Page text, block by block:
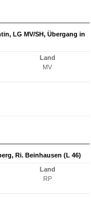
LG MV/SH, Übergang in
Land
MV
Ri. Beinhausen (L 46)
Land
RP